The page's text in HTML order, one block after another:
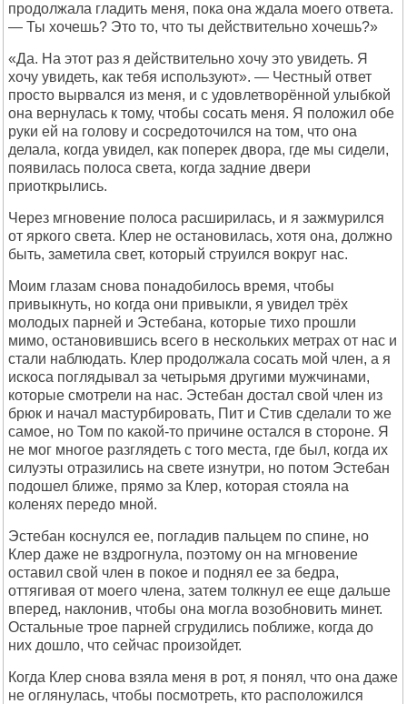
продолжала гладить меня, пока она ждала моего ответа.
— Ты хочешь? Это то, что ты действительно хочешь?»
«Да. На этот раз я действительно хочу это увидеть. Я
хочу увидеть, как тебя используют». — Честный ответ
просто вырвался из меня, и с удовлетворённой улыбкой
она вернулась к тому, чтобы сосать меня. Я положил обе
руки ей на голову и сосредоточился на том, что она
делала, когда увидел, как поперек двора, где мы сидели,
появилась полоса света, когда задние двери
приоткрылись.
Через мгновение полоса расширилась, и я зажмурился
от яркого света. Клер не остановилась, хотя она, должно
быть, заметила свет, который струился вокруг нас.
Моим глазам снова понадобилось время, чтобы
привыкнуть, но когда они привыкли, я увидел трёх
молодых парней и Эстебана, которые тихо прошли
мимо, остановившись всего в нескольких метрах от нас и
стали наблюдать. Клер продолжала сосать мой член, а я
искоса поглядывал за четырьмя другими мужчинами,
которые смотрели на нас. Эстебан достал свой член из
брюк и начал мастурбировать, Пит и Стив сделали то же
самое, но Том по какой-то причине остался в стороне. Я
не мог многое разглядеть с того места, где был, когда их
силуэты отразились на свете изнутри, но потом Эстебан
подошел ближе, прямо за Клер, которая стояла на
коленях передо мной.
Эстебан коснулся ее, погладив пальцем по спине, но
Клер даже не вздрогнула, поэтому он на мгновение
оставил свой член в покое и поднял ее за бедра,
оттягивая от моего члена, затем толкнул ее еще дальше
вперед, наклонив, чтобы она могла возобновить минет.
Остальные трое парней сгрудились поближе, когда до
них дошло, что сейчас произойдет.
Когда Клер снова взяла меня в рот, я понял, что она даже
не оглянулась, чтобы посмотреть, кто расположился